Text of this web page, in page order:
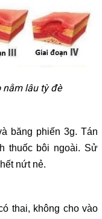
nằm lâu tỳ đè
băng phiến 3g. Tán
thuốc bôi ngoài. Sử
nứt nẻ.
thai, không cho vào